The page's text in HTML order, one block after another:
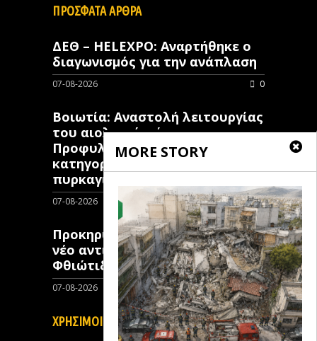
MORE STORY
ΠΡΟΣΦΑΤΑ ΑΡΘΡΑ
ΔΕΘ – HELEXPO: Αναρτήθηκε ο
διαγωνισμός για την ανάπλαση
07-08-2026 0
Βοιωτία: Αναστολή λειτουργίας
του αιολικού πάρκου –
Προφυλακίστηκαν οι τρεις
κατηγορούμενοι για τη μεγάλη
πυρκαγιά
07-08-2026 0
Προκηρύχθηκε διαγωνισμός για
νέo αντιπλημμυρικό έργο στη
Φθιώτιδα
07-08-2026 0
ΧΡΗΣΙΜΟΙ ΣΥΝΔΕΣΜΟΙ